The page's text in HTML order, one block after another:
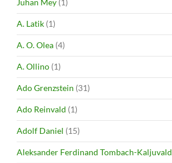
Juhan Mey (1)
A. Latik (1)
A. O. Olea (4)
A. Ollino (1)
Ado Grenzstein (31)
Ado Reinvald (1)
Adolf Daniel (15)
Aleksander Ferdinand Tombach-Kaljuvald